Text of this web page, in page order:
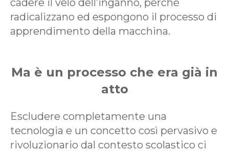
radicalizzano ed espongono il processo di
apprendimento della macchina.
Ma è un processo che era già in
atto
Escludere completamente una
tecnologia e un concetto così pervasivo e
rivoluzionario dal contesto scolastico ci